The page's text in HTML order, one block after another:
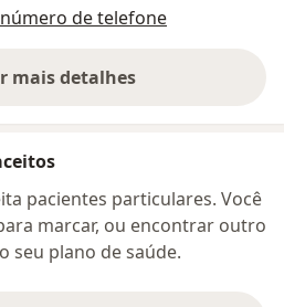
de telefone
mais detalhes
sobre o endereço
pacientes particulares. Você
marcar, ou encontrar outro
seu plano de saúde.